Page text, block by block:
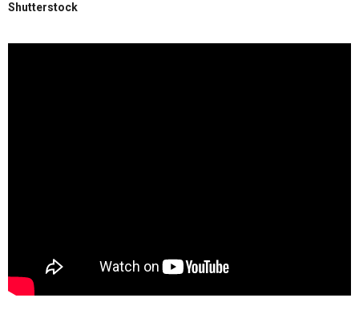
Shutterstock